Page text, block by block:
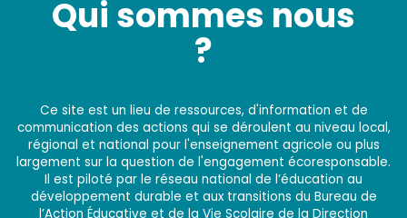
Qui sommes nous
?
Ce site est un lieu de ressources, d'information et de
communication des actions qui se déroulent au niveau local,
régional et national pour l'enseignement agricole ou plus
largement sur la question de l'engagement écoresponsable.
Il est piloté par le réseau national de l’éducation au
développement durable et aux transitions du Bureau de
l’Action Éducative et de la Vie Scolaire de la Direction